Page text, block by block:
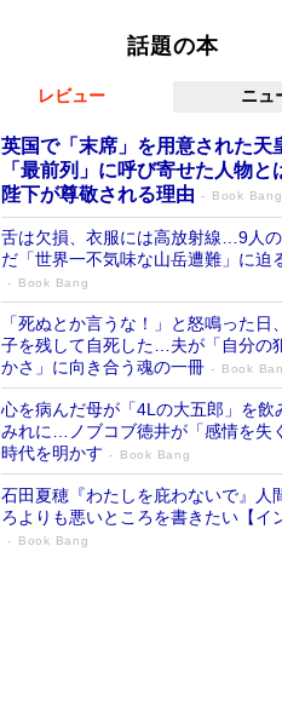
話題の本
レビュー ニュ
英国で「末席」を用意された天
「最前列」に呼び寄せた人物
陛下が尊敬される理由
Book Bang
舌は欠損、衣服には高放射線…9人
だ「世界一不気味な山岳遭難」に迫
Book Bang
「死ぬとか言うな！」と怒鳴った日
子を残して自死した…夫が「自分の
かさ」に向き合う魂の一冊
Book
心を病んだ母が「4Lの大五郎」を飲
みれに…ノブコブ徳井が「感情を失
時代を明かす
Book Bang
石田夏穂『わたしを庇わないで』人
ろよりも悪いところを書きたい【イ
Book Bang